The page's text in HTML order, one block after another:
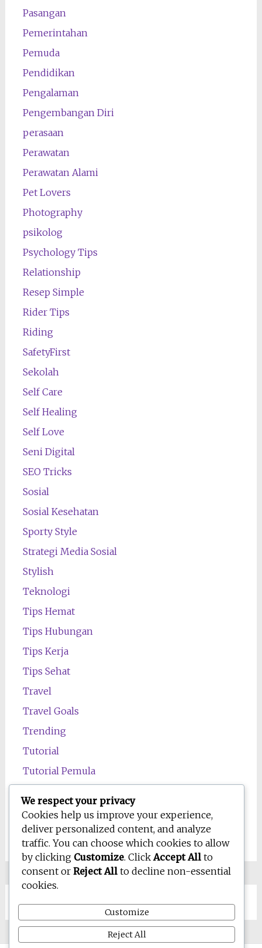
Pasangan
Pemerintahan
Pemuda
Pendidikan
Pengalaman
Pengembangan Diri
perasaan
Perawatan
Perawatan Alami
Pet Lovers
Photography
psikolog
Psychology Tips
Relationship
Resep Simple
Rider Tips
Riding
SafetyFirst
Sekolah
Self Care
Self Healing
Self Love
Seni Digital
SEO Tricks
Sosial
Sosial Kesehatan
Sporty Style
Strategi Media Sosial
Stylish
Teknologi
Tips Hemat
Tips Hubungan
Tips Kerja
Tips Sehat
Travel
Travel Goals
Trending
Tutorial
Tutorial Pemula
Wawasan
Wellness
We respect your privacy
Cookies help us improve your experience,
deliver personalized content, and analyze
traffic. You can choose which cookies to allow
by clicking Customize. ClickAccept All to
consent or Reject All to decline non-essential
cookies.
Customize
Reject All